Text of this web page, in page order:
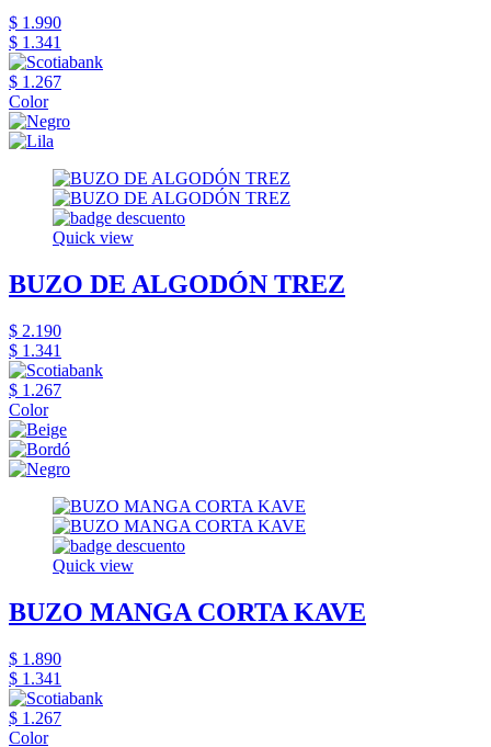
$ 1.990
$ 1.341
$ 1.267
Color
Quick view
BUZO DE ALGODÓN TREZ
$ 2.190
$ 1.341
$ 1.267
Color
Quick view
BUZO MANGA CORTA KAVE
$ 1.890
$ 1.341
$ 1.267
Color